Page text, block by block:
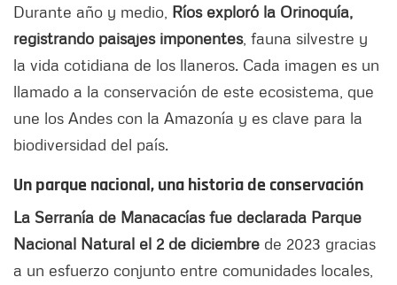
Durante año y medio, Ríos exploró la Orinoquía,
registrando paisajes imponentes, fauna silvestre y
la vida cotidiana de los llaneros. Cada imagen es un
llamado a la conservación de este ecosistema, que
une los Andes con la Amazonía y es clave para la
biodiversidad del país.
Un parque nacional, una historia de conservación
La Serranía de Manacacías fue declarada Parque
Nacional Natural el 2 de diciembre de 2023 gracias
a un esfuerzo conjunto entre comunidades locales,